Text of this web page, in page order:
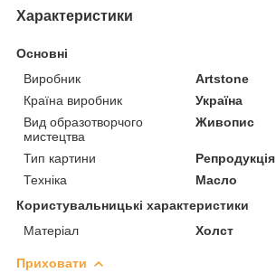
Характеристики
Основні
Виробник
Artstone
Країна виробник
Україна
Вид образотворчого
мистецтва
Живопис
Тип картини
Репродукція
Техніка
Масло
Користувальницькі характеристики
Матеріал
Холст
Приховати